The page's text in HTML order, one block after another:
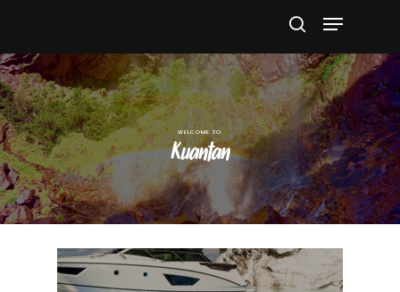
Hit enter to search or ESC to close
Kuantan